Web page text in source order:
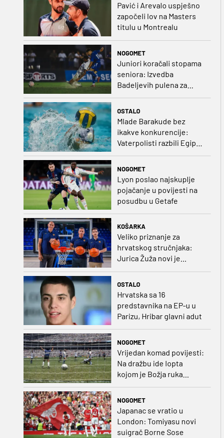
Pavić i Arevalo uspješno
započeli lov na Masters
titulu u Montrealu
NOGOMET
Juniori koračali stopama
seniora: Izvedba
Badeljevih pulena za
čistu peticu protiv
OSTALO
Mlade Barakude bez
ikakve konkurencije:
Vaterpolisti razbili Egipat
za polufinale SP-a!
NOGOMET
Lyon poslao najskuplje
pojačanje u povijesti na
posudbu u Getafe
KOŠARKA
Veliko priznanje za
hrvatskog stručnjaka:
Jurica Žuža novi je
OSTALO
Hrvatska sa 16
predstavnika na EP-u u
Parizu, Hribar glavni adut
NOGOMET
Vrijedan komad povijesti:
Na dražbu ide lopta
kojom je Božja ruka
NOGOMET
Japanac se vratio u
London: Tomiyasu novi
suigrač Borne Sose